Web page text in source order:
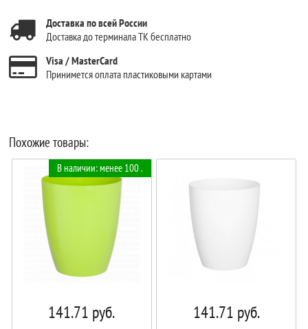
Доставка по всей России
Доставка до терминала ТК бесплатно
Visa / MasterCard
Принимется оплата пластиковыми картами
Похожие товары:
В наличии: менее 100 .
141.71 руб. 141.71 руб.